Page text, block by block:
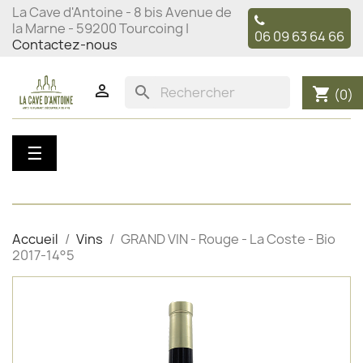
La Cave d'Antoine - 8 bis Avenue de
la Marne - 59200 Tourcoing |
Contactez-nous
06 09 63 64 66
 search shopping_cart (0)
Basculer
la
☰
Accueil Vins
GRAND VIN - Rouge - La Coste - Bio
2017-14°5